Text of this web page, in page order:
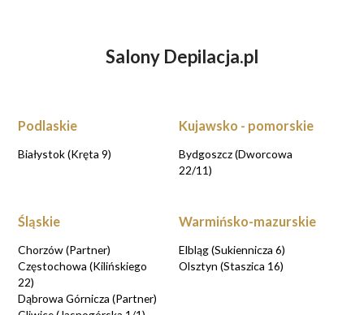
ZASTANAWIASZ SIĘ NAD DEPILACJĄ
UMAWIAM KONSULTACJE
Salony Depilacja.pl
Podlaskie
Białystok (Kręta 9)
Kujawsko - pomorskie
Bydgoszcz (Dworcowa
22/11)
Śląskie
Chorzów (Partner)
Częstochowa (Kilińskiego
22)
Dąbrowa Górnicza (Partner)
Warmińsko-mazurskie
Elbląg (Sukiennicza 6)
Olsztyn (Staszica 16)